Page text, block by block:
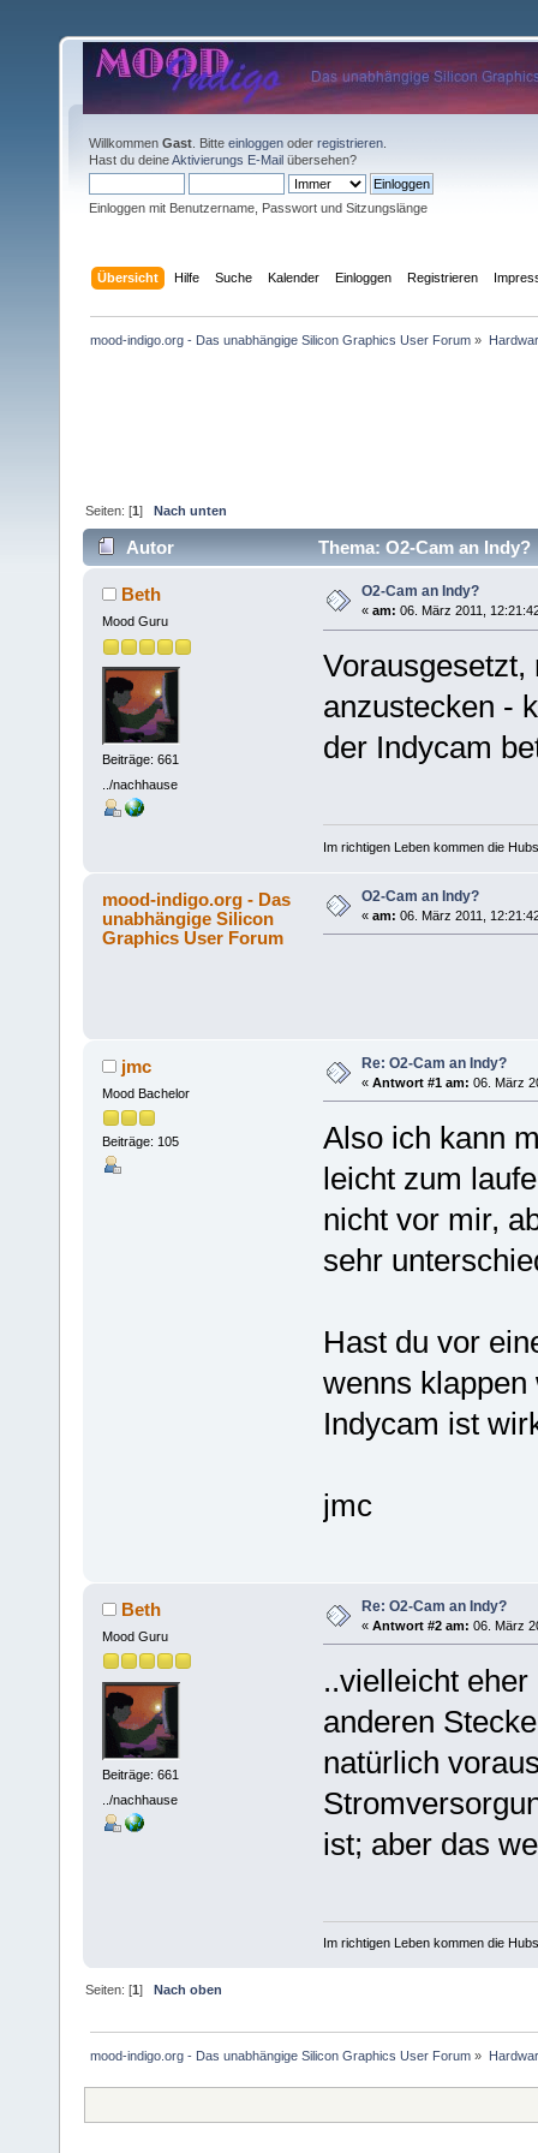
Willkommen Gast . Bitte einloggen oder registrieren
Hast du deineAktivierungs E-Mail übersehen?
Einloggen mit Benutzername, Passwort und Sitzungslänge
Übersicht Hilfe Suche Kalender Einloggen Registrieren
mood-indigo.org - Das unabhängige Silicon Graphics User Forum »
Seiten: [1]Nach unten
Autor Thema: O2-Cam an
Beth
Mood Guru
Beiträge: 661
../nachhause
O2-Cam an Indy?
« am: 06. März 2011,
anzustecken -
der Indycam
Im richtigen Leben kommen die
mood-indigo.org - Das
unabhängige Silicon
Graphics User Forum
O2-Cam an Indy?
« am: 06. März 2011,
jmc
Mood Bachelor
Beiträge: 105
Re: O2-Cam an Indy?
« Antwort #1 am: 06. März
Also ich kann
leicht zum
nicht vor mir,
sehr
Hast du vor
wenns klappen
Indycam ist
jmc
Beth
Mood Guru
Beiträge: 661
../nachhause
Re: O2-Cam an Indy?
« Antwort #2 am: 06. März
..vielleicht
anderen
natürlich
ist; aber das
Im richtigen Leben kommen die
Seiten: [1] Nach oben
mood-indigo.org - Das unabhängige Silicon Graphics User Forum »